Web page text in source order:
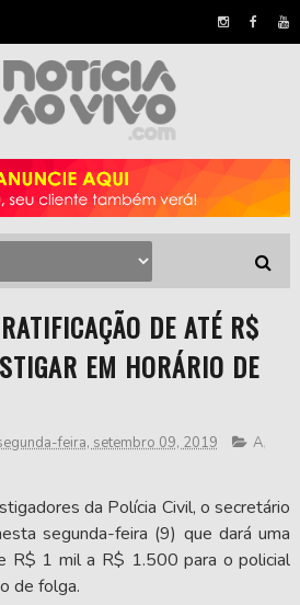
DE ATÉ R$
EM HORÁRIO DE
feira, setembro 09, 2019 A,
da Polícia Civil, o secretário
segunda-feira (9) que dará uma
R$ 1 mil a R$ 1.500 para o policial
de folga.